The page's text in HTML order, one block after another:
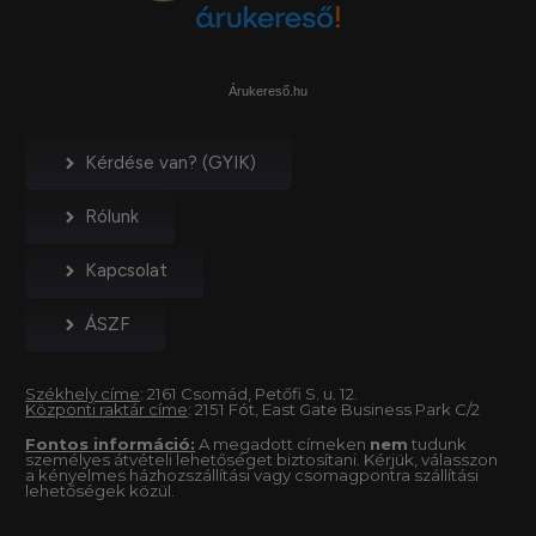
Árukereső.hu
Kérdése van? (GYIK)
Rólunk
Kapcsolat
ÁSZF
Székhely címe: 2161 Csomád, Petőfi S. u. 12.
Központi raktár címe: 2151 Fót, East Gate Business Park C/2
Fontos információ: A megadott címeken nem tudunk
személyes átvételi lehetőséget biztosítani. Kérjük, válasszon
a kényelmes házhozszállítási vagy csomagpontra szállítási
lehetőségek közül.